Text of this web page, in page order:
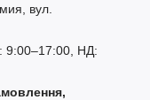
вул.
9:00–17:00, НД: